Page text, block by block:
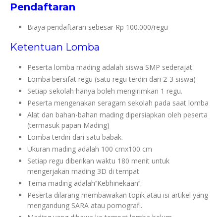
Pendaftaran
Biaya pendaftaran sebesar Rp 100.000/regu
Ketentuan Lomba
Peserta lomba mading adalah siswa SMP sederajat.
Lomba bersifat regu (satu regu terdiri dari 2-3 siswa)
Setiap sekolah hanya boleh mengirimkan 1 regu.
Peserta mengenakan seragam sekolah pada saat lomba
Alat dan bahan-bahan mading dipersiapkan oleh peserta
(termasuk papan Mading)
Lomba terdiri dari satu babak.
Ukuran mading adalah 100 cmx100 cm
Setiap regu diberikan waktu 180 menit untuk
mengerjakan mading 3D di tempat
Tema mading adalah‘‘Kebhinekaan’’.
Peserta dilarang membawakan topik atau isi artikel yang
mengandung SARA atau pornografi.